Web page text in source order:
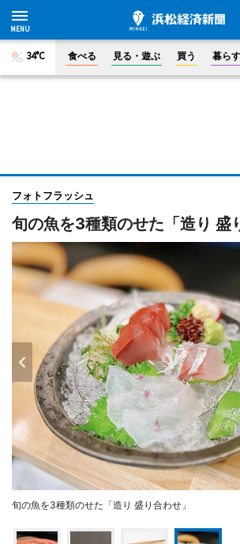
34°C 食べる 見る・遊ぶ 買う 暮ら
フォトフラッシュ
旬の魚を3種類のせた「造り 盛
旬の魚を3種類のせた「造り 盛り合わせ」